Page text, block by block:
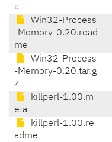
a
Win32-Process
-Memory-0.20.read
me
Win32-Process
-Memory-0.20.tar.g
z
killperl-1.00.m
eta
killperl-1.00.re
adme